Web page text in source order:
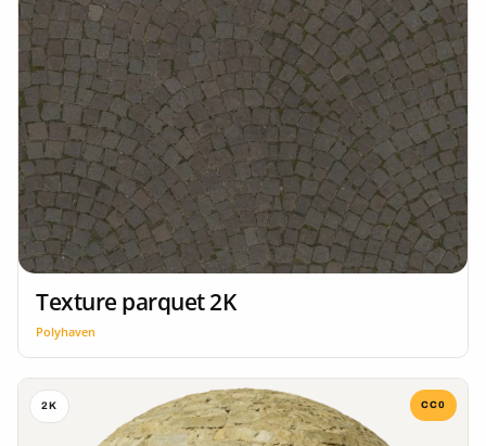
Texture parquet 2K
Polyhaven
2K CC0